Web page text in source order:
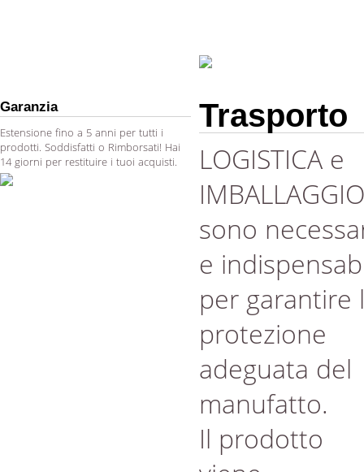
Garanzia
Estensione fino a 5 anni per tutti i
prodotti. Soddisfatti o Rimborsati! Hai
14 giorni per restituire i tuoi acquisti.
Trasporto
LOGISTICA e
IMBALLAGGIO
sono
e
per garantire
protezione
adeguata del
manufatto.
Il prodotto